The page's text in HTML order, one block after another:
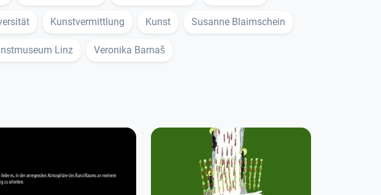
Kunstvermittlung Kunst Susanne Blaimschein
Linz Veronika Barnaš